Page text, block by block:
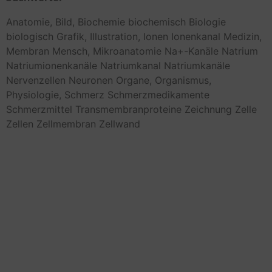
Anatomie, Bild, Biochemie biochemisch Biologie
biologisch Grafik, Illustration, Ionen Ionenkanal Medizin,
Membran Mensch, Mikroanatomie Na+-Kanäle Natrium
Natriumionenkanäle Natriumkanal Natriumkanäle
Nervenzellen Neuronen Organe, Organismus,
Physiologie, Schmerz Schmerzmedikamente
Schmerzmittel Transmembranproteine Zeichnung Zelle
Zellen Zellmembran Zellwand